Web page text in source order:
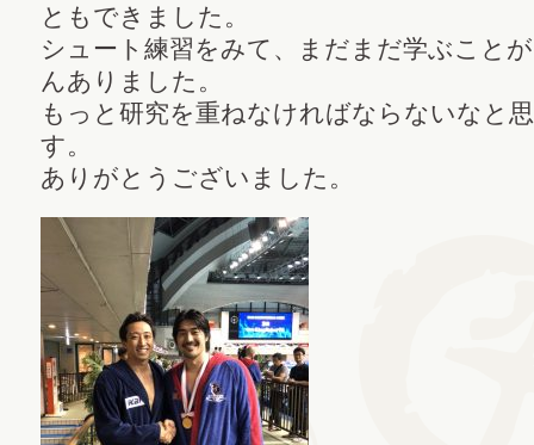
ともできました。
シュート練習をみて、まだまだ学ぶこと
んありました。
もっと研究を重ねなければならないなと
す。
ありがとうございました。